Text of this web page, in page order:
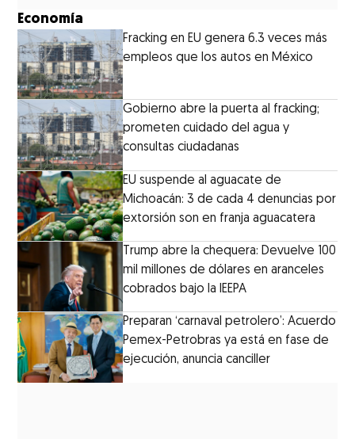
Economía
Fracking en EU genera 6.3 veces más
empleos que los autos en México
Gobierno abre la puerta al fracking;
prometen cuidado del agua y
consultas ciudadanas
EU suspende al aguacate de
Michoacán: 3 de cada 4 denuncias por
extorsión son en franja aguacatera
Trump abre la chequera: Devuelve 100
mil millones de dólares en aranceles
cobrados bajo la IEEPA
Preparan ‘carnaval petrolero’: Acuerdo
Pemex-Petrobras ya está en fase de
ejecución, anuncia canciller